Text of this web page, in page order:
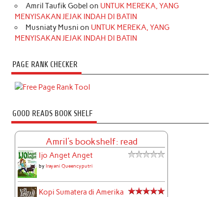
Amril Taufik Gobel on UNTUK MEREKA, YANG
MENYISAKAN JEJAK INDAH DI BATIN
Musniaty Musni on UNTUK MEREKA, YANG
MENYISAKAN JEJAK INDAH DI BATIN
PAGE RANK CHECKER
GOOD READS BOOK SHELF
Amril's bookshelf: read
Ijo Anget Anget
byIrayani Queencyputri
Kopi Sumatera di Amerika